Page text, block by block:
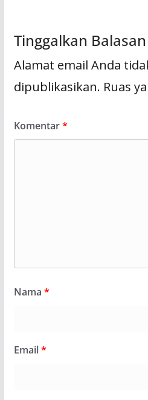
Tinggalkan Balasan
Alamat email Anda
dipublikasikan. Ruas
Komentar*
Nama *
Email*